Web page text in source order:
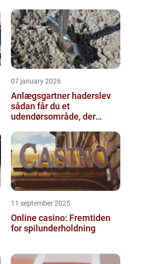
07 january 2026
Anlægsgartner haderslev
sådan får du et
udendørsområde, der
11 september 2025
Online casino: Fremtiden
for spilunderholdning